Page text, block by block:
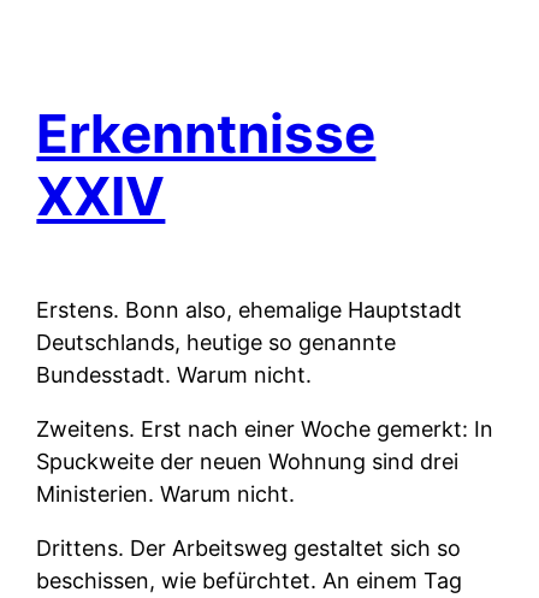
Erkenntnisse
XXIV
Erstens. Bonn also, ehemalige Hauptstadt
Deutschlands, heutige so genannte
Bundesstadt. Warum nicht.
Zweitens. Erst nach einer Woche gemerkt: In
Spuckweite der neuen Wohnung sind drei
Ministerien. Warum nicht.
Drittens. Der Arbeitsweg gestaltet sich so
beschissen, wie befürchtet. An einem Tag